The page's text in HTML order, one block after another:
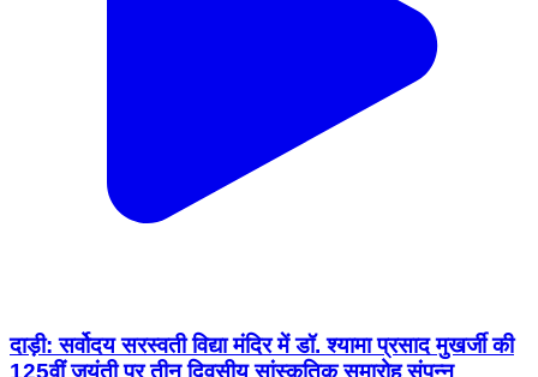
दाड़ी: सर्वोदय सरस्वती विद्या मंदिर में डॉ. श्यामा प्रसाद मुखर्जी की
125वीं जयंती पर तीन दिवसीय सांस्कृतिक समारोह संपन्न